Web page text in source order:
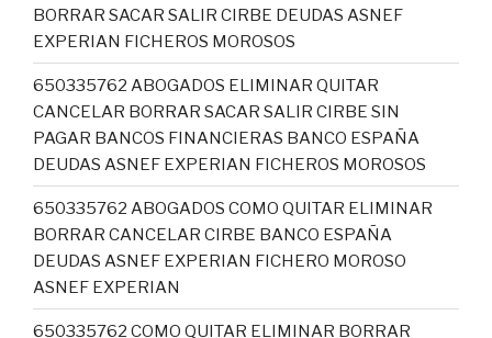
BORRAR SACAR SALIR CIRBE DEUDAS ASNEF
EXPERIAN FICHEROS MOROSOS
650335762 ABOGADOS ELIMINAR QUITAR
CANCELAR BORRAR SACAR SALIR CIRBE SIN
PAGAR BANCOS FINANCIERAS BANCO ESPAÑA
DEUDAS ASNEF EXPERIAN FICHEROS MOROSOS
650335762 ABOGADOS COMO QUITAR ELIMINAR
BORRAR CANCELAR CIRBE BANCO ESPAÑA
DEUDAS ASNEF EXPERIAN FICHERO MOROSO
ASNEF EXPERIAN
650335762 COMO QUITAR ELIMINAR BORRAR